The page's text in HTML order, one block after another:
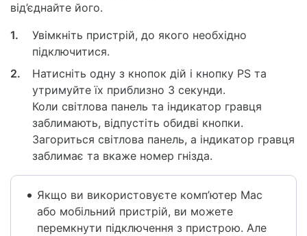
від’єднайте його.
1.
Увімкніть пристрій, до якого необхідно
підключитися.
2.
Натисніть одну з кнопок дій і кнопку PS та
утримуйте їх приблизно 3 секунди.
Коли світлова панель та індикатор гравця
заблимають, відпустіть обидві кнопки.
Загориться світлова панель, а індикатор гравця
заблимає та вкаже номер гнізда.
Якщо ви використовуєте комп’ютер Mac
або мобільний пристрій, ви можете
перемкнути підключення з пристрою. Але